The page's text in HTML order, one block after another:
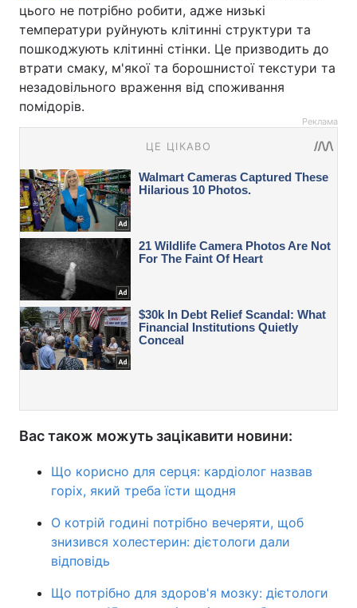
цього не потрібно робити, адже низькі
температури руйнують клітинні структури та
пошкоджують клітинні стінки. Це призводить до
втрати смаку, м'якої та борошнистої текстури та
незадовільного враження від споживання
помідорів.
Реклама
Вас також можуть зацікавити новини:
Що корисно для серця: кардіолог назвав
горіх, який треба їсти щодня
О котрій годині потрібно вечеряти, щоб
знизився холестерин: дієтологи дали
відповідь
Що потрібно для здоров'я мозку: дієтологи